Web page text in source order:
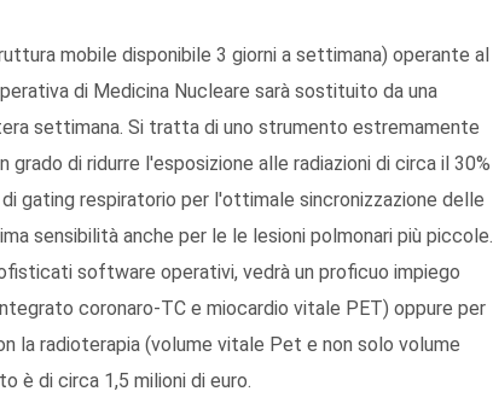
mobile disponibile 3 giorni a settimana) operante al
di Medicina Nucleare sarà sostituito da una
settimana. Si tratta di uno strumento estremamente
di ridurre l'esposizione alle radiazioni di circa il 30%
gating respiratorio per l'ottimale sincronizzazione delle
sensibilità anche per le le lesioni polmonari più piccole.
software operativi, vedrà un proficuo impiego
coronaro-TC e miocardio vitale PET) oppure per
la radioterapia (volume vitale Pet e non solo volume
è di circa 1,5 milioni di euro.